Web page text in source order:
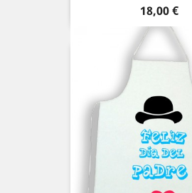
Precio
18,00 €